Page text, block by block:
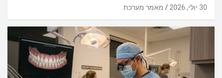
30 יולי, 2026 מאמר מערכת